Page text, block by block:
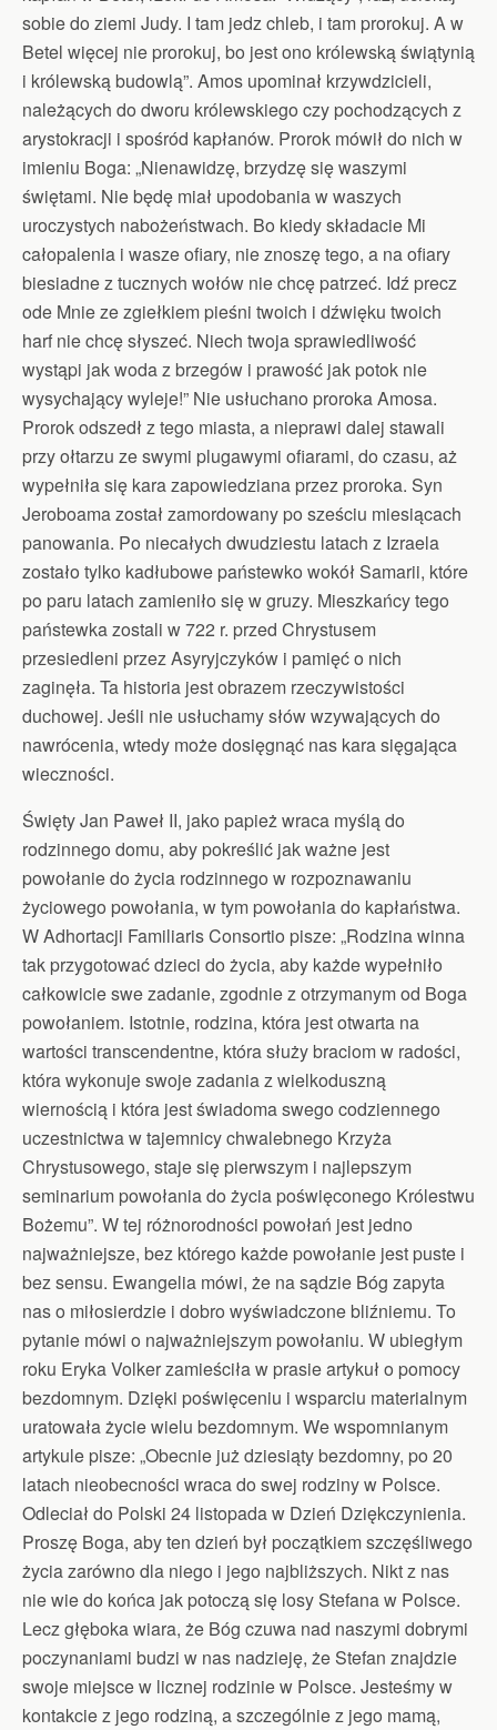
sobie do ziemi Judy. I tam jedz chleb, i tam prorokuj. A w
Betel więcej nie prorokuj, bo jest ono królewską świątynią
i królewską budowlą”. Amos upominał krzywdzicieli,
należących do dworu królewskiego czy pochodzących z
arystokracji i spośród kapłanów. Prorok mówił do nich w
imieniu Boga: „Nienawidzę, brzydzę się waszymi
świętami. Nie będę miał upodobania w waszych
uroczystych nabożeństwach. Bo kiedy składacie Mi
całopalenia i wasze ofiary, nie znoszę tego, a na ofiary
biesiadne z tucznych wołów nie chcę patrzeć. Idź precz
ode Mnie ze zgiełkiem pieśni twoich i dźwięku twoich
harf nie chcę słyszeć. Niech twoja sprawiedliwość
wystąpi jak woda z brzegów i prawość jak potok nie
wysychający wyleje!” Nie usłuchano proroka Amosa.
Prorok odszedł z tego miasta, a nieprawi dalej stawali
przy ołtarzu ze swymi plugawymi ofiarami, do czasu, aż
wypełniła się kara zapowiedziana przez proroka. Syn
Jeroboama został zamordowany po sześciu miesiącach
panowania. Po niecałych dwudziestu latach z Izraela
zostało tylko kadłubowe państewko wokół Samarii, które
po paru latach zamieniło się w gruzy. Mieszkańcy tego
państewka zostali w 722 r. przed Chrystusem
przesiedleni przez Asyryjczyków i pamięć o nich
zaginęła. Ta historia jest obrazem rzeczywistości
duchowej. Jeśli nie usłuchamy słów wzywających do
nawrócenia, wtedy może dosięgnąć nas kara sięgająca
wieczności.
Święty Jan Paweł II, jako papież wraca myślą do
rodzinnego domu, aby pokreślić jak ważne jest
powołanie do życia rodzinnego w rozpoznawaniu
życiowego powołania, w tym powołania do kapłaństwa.
W Adhortacji Familiaris Consortio pisze: „Rodzina winna
tak przygotować dzieci do życia, aby każde wypełniło
całkowicie swe zadanie, zgodnie z otrzymanym od Boga
powołaniem. Istotnie, rodzina, która jest otwarta na
wartości transcendentne, która służy braciom w radości,
która wykonuje swoje zadania z wielkoduszną
wiernością i która jest świadoma swego codziennego
uczestnictwa w tajemnicy chwalebnego Krzyża
Chrystusowego, staje się pierwszym i najlepszym
seminarium powołania do życia poświęconego Królestwu
Bożemu”. W tej różnorodności powołań jest jedno
najważniejsze, bez którego każde powołanie jest puste i
bez sensu. Ewangelia mówi, że na sądzie Bóg zapyta
nas o miłosierdzie i dobro wyświadczone bliźniemu. To
pytanie mówi o najważniejszym powołaniu. W ubiegłym
roku Eryka Volker zamieściła w prasie artykuł o pomocy
bezdomnym. Dzięki poświęceniu i wsparciu materialnym
uratowała życie wielu bezdomnym. We wspomnianym
artykule pisze: „Obecnie już dziesiąty bezdomny, po 20
latach nieobecności wraca do swej rodziny w Polsce.
Odleciał do Polski 24 listopada w Dzień Dziękczynienia.
Proszę Boga, aby ten dzień był początkiem szczęśliwego
życia zarówno dla niego i jego najbliższych. Nikt z nas
nie wie do końca jak potoczą się losy Stefana w Polsce.
Lecz głęboka wiara, że Bóg czuwa nad naszymi dobrymi
poczynaniami budzi w nas nadzieję, że Stefan znajdzie
swoje miejsce w licznej rodzinie w Polsce. Jesteśmy w
kontakcie z jego rodziną, a szczególnie z jego mamą,